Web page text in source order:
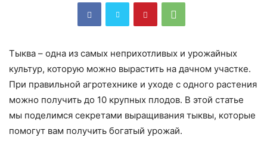
Тыква – одна из самых неприхотливых и урожайных
культур, которую можно вырастить на дачном участке.
При правильной агротехнике и уходе с одного растения
можно получить до 10 крупных плодов. В этой статье
мы поделимся секретами выращивания тыквы, которые
помогут вам получить богатый урожай.